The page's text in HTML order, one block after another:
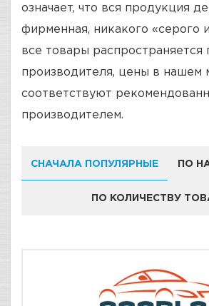
означает, что вся продукция
фирменная, никакого «серого
все товары распространяется
производителя, цены в нашем
соответствуют
производителем.
СНАЧАЛА ПОПУЛЯРНЫЕ ПО
ПО КОЛИЧЕСТВУ